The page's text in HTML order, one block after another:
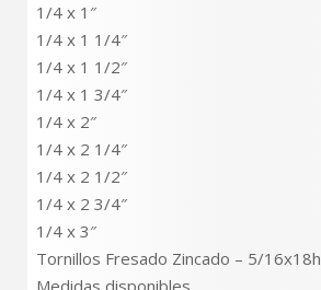
1/4 x 1″
1/4 x 1 1/4″
1/4 x 1 1/2″
1/4 x 1 3/4″
1/4 x 2″
1/4 x 2 1/4″
1/4 x 2 1/2″
1/4 x 2 3/4″
1/4 x 3″
Tornillos Fresado Zincado – 5/16x18h
Medidas disponibles